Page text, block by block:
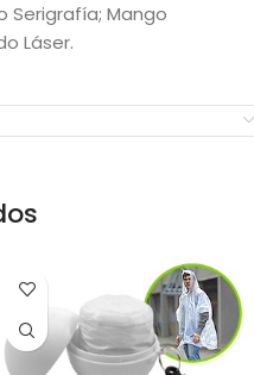
Serigrafía; Mango
Láser.